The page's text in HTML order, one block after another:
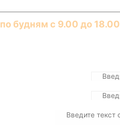
по будням с 9.00 до 18.00​